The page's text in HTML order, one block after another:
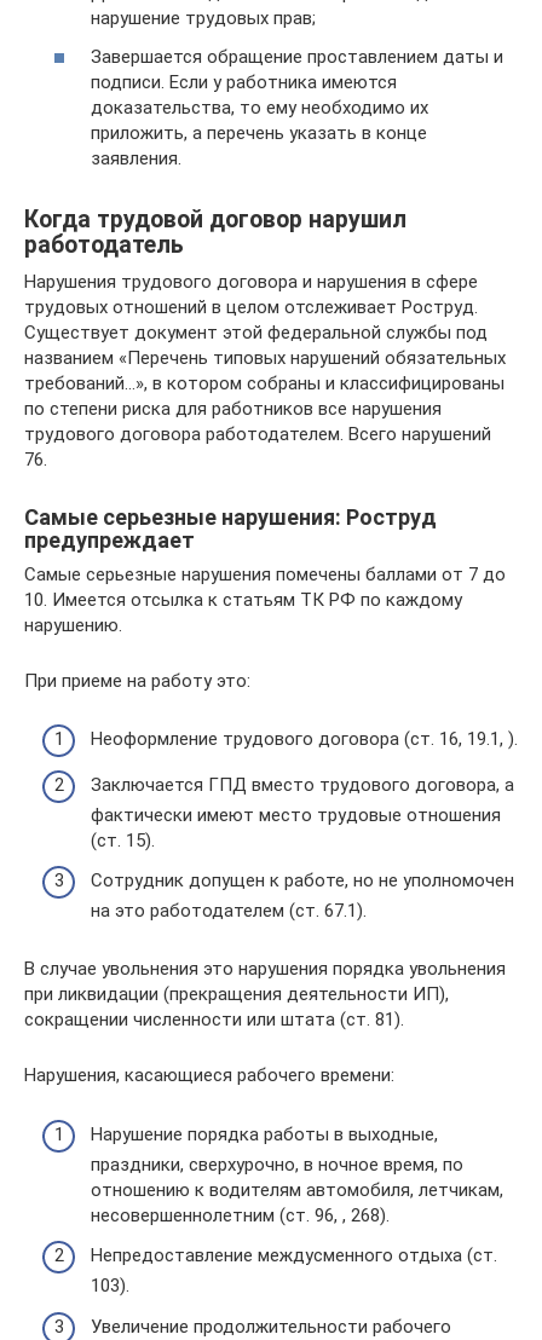
нарушение трудовых прав;
Завершается обращение проставлением даты и
подписи. Если у работника имеются
доказательства, то ему необходимо их
приложить, а перечень указать в конце
заявления.
Когда трудовой договор нарушил
работодатель
Нарушения трудового договора и нарушения в сфере
трудовых отношений в целом отслеживает Роструд.
Существует документ этой федеральной службы под
названием «Перечень типовых нарушений обязательных
требований…», в котором собраны и классифицированы
по степени риска для работников все нарушения
трудового договора работодателем. Всего нарушений
76.
Самые серьезные нарушения: Роструд
предупреждает
Самые серьезные нарушения помечены баллами от 7 до
10. Имеется отсылка к статьям ТК РФ по каждому
нарушению.
При приеме на работу это:
Неоформление трудового договора (ст. 16, 19.1, ).
Заключается ГПД вместо трудового договора, а
фактически имеют место трудовые отношения
(ст. 15).
Сотрудник допущен к работе, но не уполномочен
на это работодателем (ст. 67.1).
В случае увольнения это нарушения порядка увольнения
при ликвидации (прекращения деятельности ИП),
сокращении численности или штата (ст. 81).
Нарушения, касающиеся рабочего времени:
Нарушение порядка работы в выходные,
праздники, сверхурочно, в ночное время, по
отношению к водителям автомобиля, летчикам,
несовершеннолетним (ст. 96, , 268).
Непредоставление междусменного отдыха (ст.
103).
Увеличение продолжительности рабочего